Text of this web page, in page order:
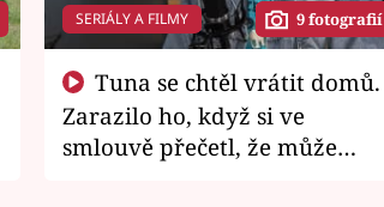
SERIÁLY A FILMY 9 fotografií
Zarazilo ho, když si ve
smlouvě přečetl, že může